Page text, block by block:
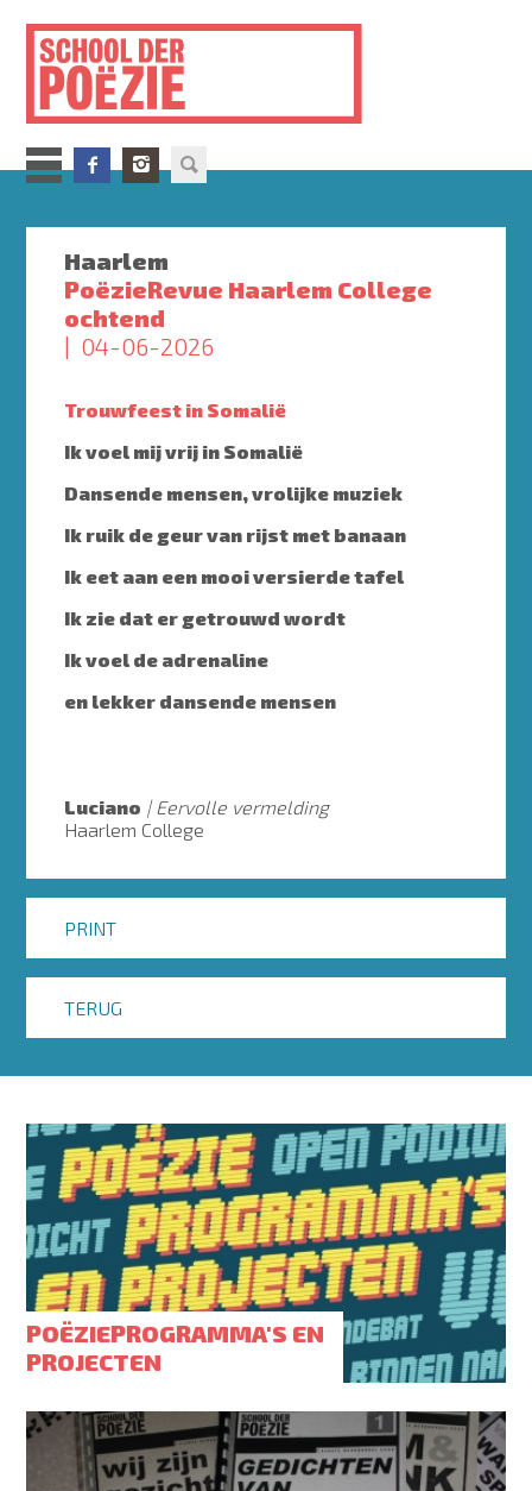
inhoud
gaan
Haarlem
PoëzieRevue Haarlem College
ochtend
04-06-2026
Trouwfeest in Somalië
Ik voel mij vrij in Somalië
Dansende mensen, vrolijke muziek
Ik ruik de geur van rijst met banaan
Ik eet aan een mooi versierde tafel
Ik zie dat er getrouwd wordt
Ik voel de adrenaline
en lekker dansende mensen
Luciano
Eervolle vermelding
Haarlem College
PRINT
TERUG
POËZIEPROGRAMMA'S EN
PROJECTEN